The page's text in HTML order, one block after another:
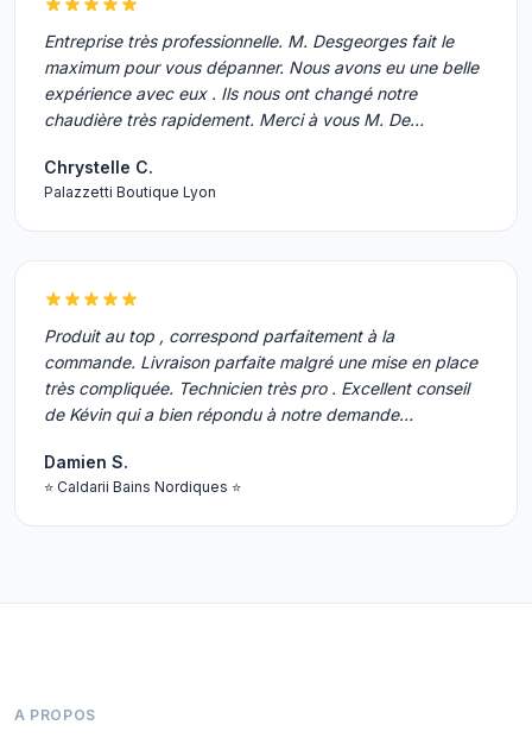
Entreprise très professionnelle. M. Desgeorges fait le
maximum pour vous dépanner. Nous avons eu une belle
expérience avec eux . Ils nous ont changé notre
chaudière très rapidement. Merci à vous M. De…
Chrystelle C.
Palazzetti Boutique Lyon
Produit au top , correspond parfaitement à la
commande. Livraison parfaite malgré une mise en place
très compliquée. Technicien très pro . Excellent conseil
de Kévin qui a bien répondu à notre demande…
Damien S.
⭐ Caldarii Bains Nordiques ⭐
A PROPOS